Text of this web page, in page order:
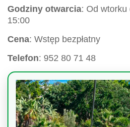
Godziny otwarcia: Od wtorku
15:00
Cena: Wstęp bezpłatny
Telefon: 952 80 71 48